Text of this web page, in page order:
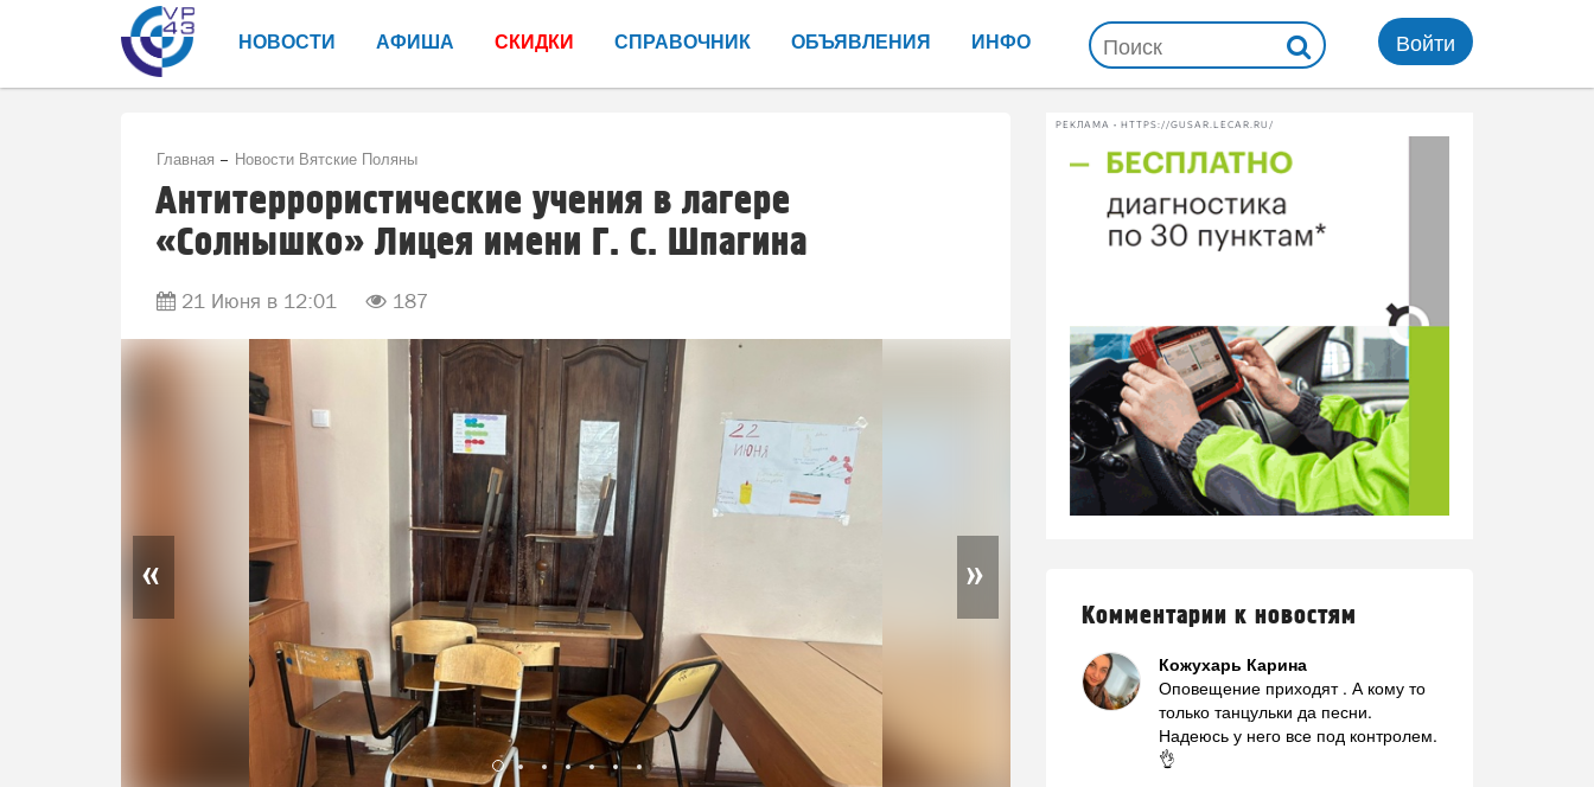
НОВОСТИ АФИША СКИДКИ СПРАВОЧНИК ОБЪЯВЛЕНИЯ ИНФО Войти
Главная Новости Вятские Поляны
Антитеррористические учения в лагере
«Солнышко» Лицея имени Г. С. Шпагина
21 Июня в 12:01 187
« »
РЕКЛАМА • HTTPS://GUSAR.LECAR.RU/
Комментарии к новостям
Кожухарь Карина
Оповещение приходят . А кому то
только танцульки да песни.
Надеюсь у него все под контролем.
👌